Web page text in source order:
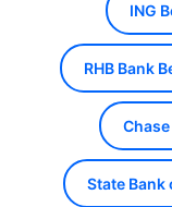
ING
RHB Bank
State Bank